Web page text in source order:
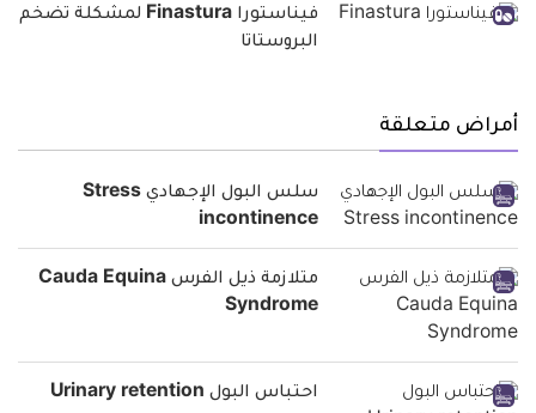
فيناستورا Finastura لمشكلة تضخم
البروستاتا
أمراض متعلقة
سلس البول الإجهادي Stress
incontinence
متلازمة ذيل الفرس Cauda Equina
Syndrome
احتباس البول Urinary retention